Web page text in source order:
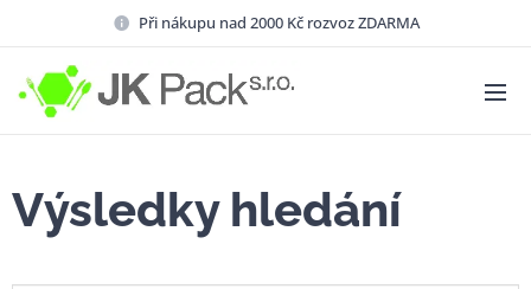
Při nákupu nad 2000 Kč rozvoz ZDARMA
Výsledky hledání